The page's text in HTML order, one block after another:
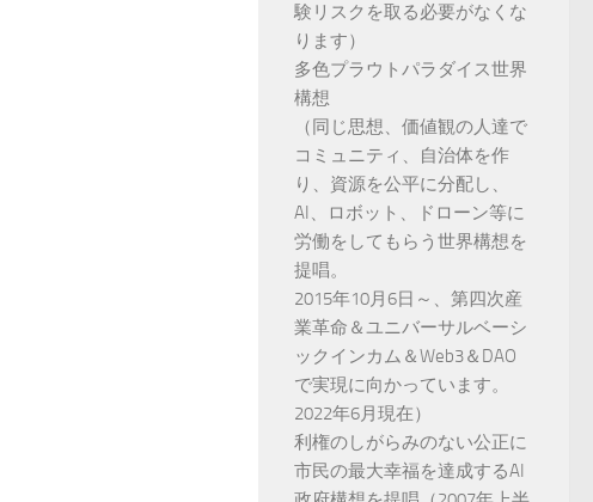
験リスクを取る必要がなくな
ります）
多色プラウトパラダイス世界
構想
（同じ思想、価値観の人達で
コミュニティ、自治体を作
り、資源を公平に分配し、
AI、ロボット、ドローン等に
労働をしてもらう世界構想を
提唱。
2015年10月6日～、第四次産
業革命＆ユニバーサルベーシ
ックインカム＆Web3＆DAO
で実現に向かっています。
2022年6月現在）
利権のしがらみのない公正に
市民の最大幸福を達成するAI